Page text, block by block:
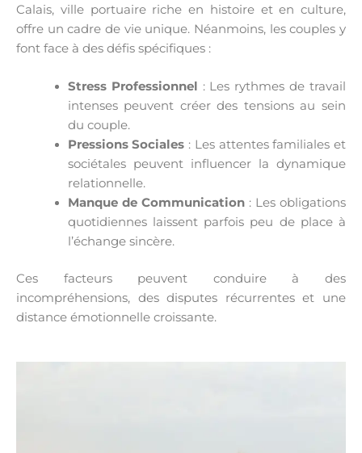
Calais, ville portuaire riche en histoire et en culture,
offre un cadre de vie unique. Néanmoins, les couples y
font face à des défis spécifiques :
Stress Professionnel : Les rythmes de travail
intenses peuvent créer des tensions au sein
du couple.
Pressions Sociales : Les attentes familiales et
sociétales peuvent influencer la dynamique
relationnelle.
Manque de Communication: Les obligations
quotidiennes laissent parfois peu de place à
l’échange sincère.
Ces facteurs peuvent conduire à des
incompréhensions, des disputes récurrentes et une
distance émotionnelle croissante.